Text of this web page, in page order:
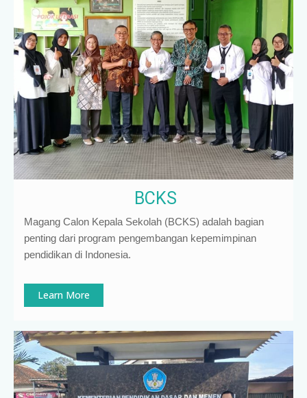
BCKS
Magang Calon Kepala Sekolah (BCKS) adalah bagian
penting dari program pengembangan kepemimpinan
pendidikan di Indonesia.
Learn More